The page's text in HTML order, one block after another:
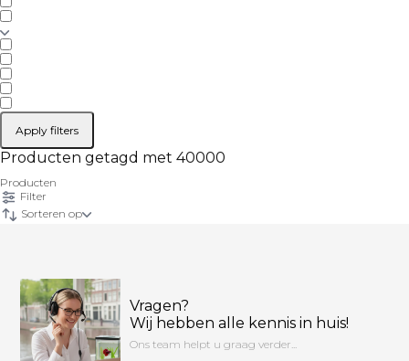
Apply filters
Producten getagd met 40000
Producten
Filter
Sorteren op
Vragen?
Wij hebben alle kennis in huis!
Ons team helpt u graag verder...